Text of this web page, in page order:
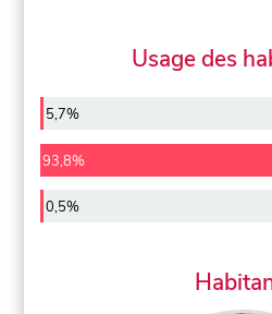
Usage des
5,7%
93,8%
0,5%